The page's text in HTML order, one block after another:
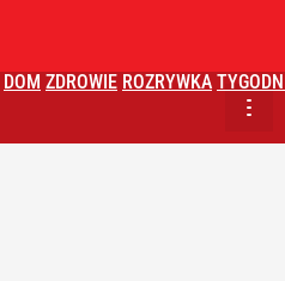
DOM ZDROWIE ROZRYWKA